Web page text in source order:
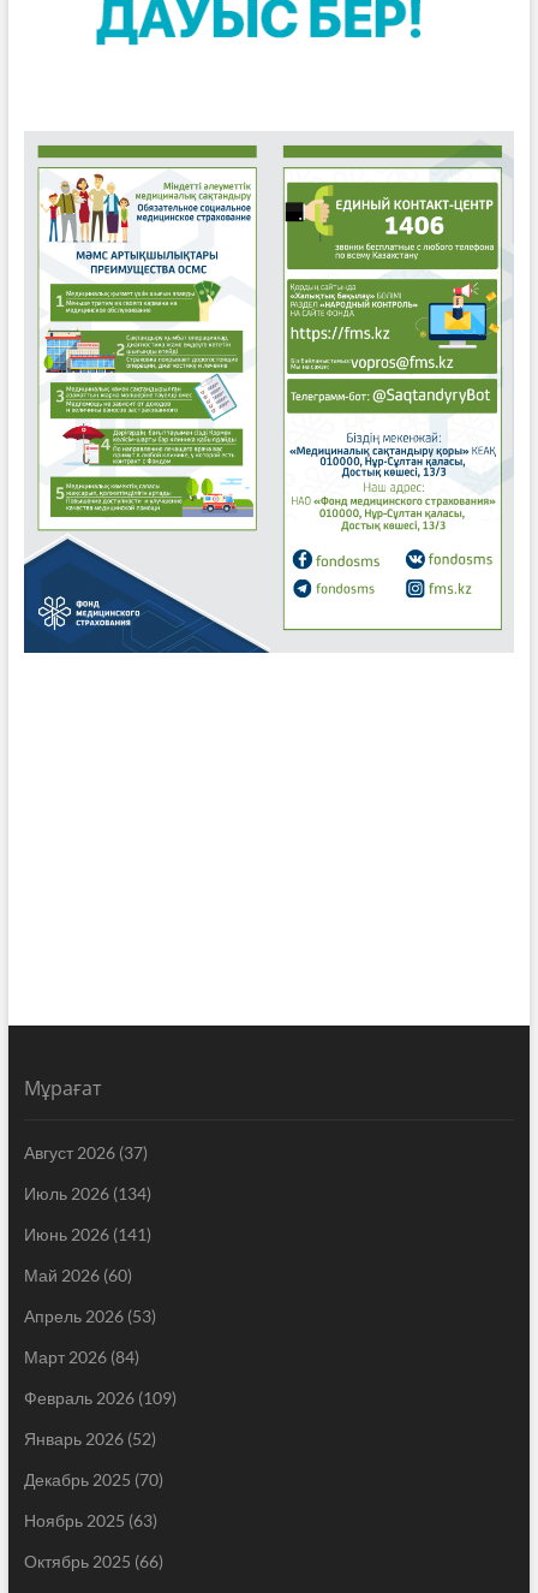
Мұрағат
Август 2026(37)
Июль 2026(134)
Июнь 2026(141)
Май 2026(60)
Апрель 2026(53)
Март 2026(84)
Февраль 2026(109)
Январь 2026(52)
Декабрь 2025 (70)
Ноябрь 2025 (63)
Октябрь 2025 (66)